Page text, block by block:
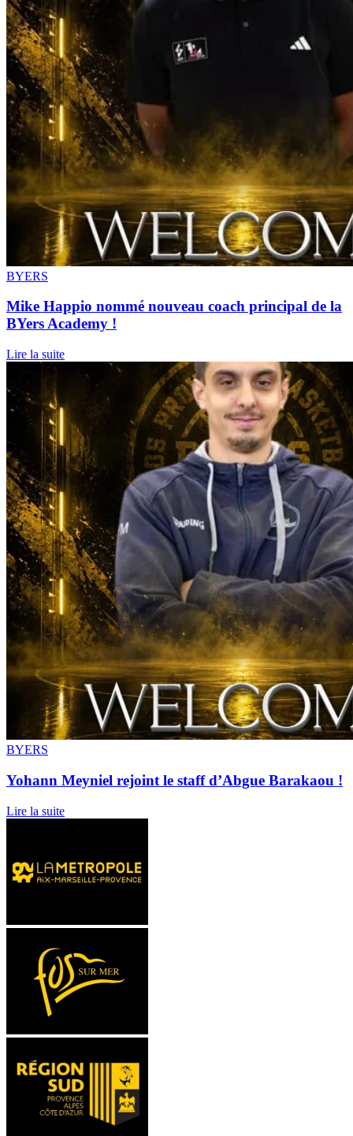
BYERS
Mike Happio nommé nouveau coach principal de la
BYers Academy !
Lire la suite
BYERS
Yohann Meyniel rejoint le staff d’Abgue Barakaou !
Lire la suite